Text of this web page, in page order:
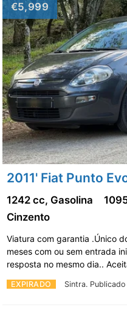
€5,999
2011' Fiat Punto
EXPIRADO Sintra.
1242 cc, Gasolina
Cinzento
Viatura com garantia .Único
meses com ou sem entrada
resposta no mesmo dia..